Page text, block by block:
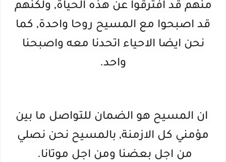
منهم قد افترقوا عن هذه الحياة, ولكنهم
قد اصبحوا مع المسيح روحا واحدة, كما
نحن ايضا الاحياء اتحدنا معه واصبحنا
واحد.
ان المسيح هو الضمان للتواصل ما بين
مؤمني كل الازمنة, بالمسيح نحن نصلي
من اجل بعضنا ومن اجل موتانا.